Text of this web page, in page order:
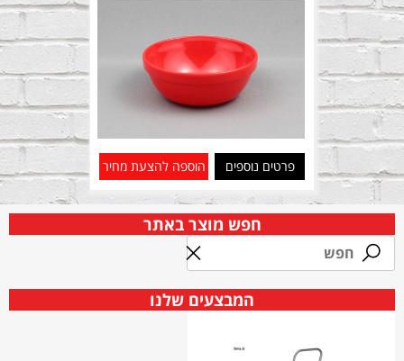
פרטים נוספים הוספה להצעת מחיר
חפש מוצר באתר
המבצעים שלנו